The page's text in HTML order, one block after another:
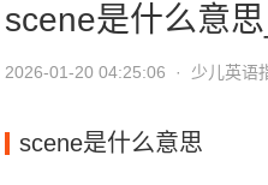
scene是什么意
2026-01-20 04:25:06 · 少儿英语
scene是什么意思